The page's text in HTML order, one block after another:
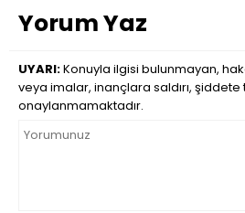
Yorum Yaz
UYARI:Konuyla ilgisi bulunmayan,
veya imalar, inançlara saldırı, şiddete
onaylanmamaktadır.